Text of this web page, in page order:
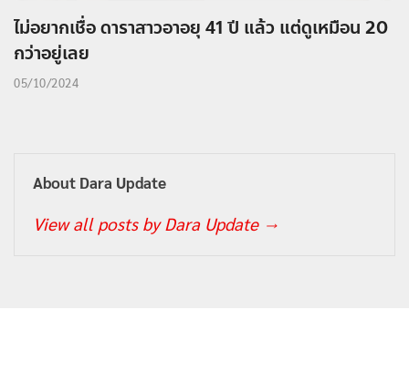
ไม่อยากเชื่อ ดาราสาวอาอยุ 41 ปี แล้ว แต่ดูเหมือน 20
กว่าอยู่เลย
05/10/2024
About Dara Update
View all posts by Dara Update →